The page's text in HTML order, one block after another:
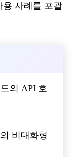
용 사례를 포괄
의 API 호
비대화형